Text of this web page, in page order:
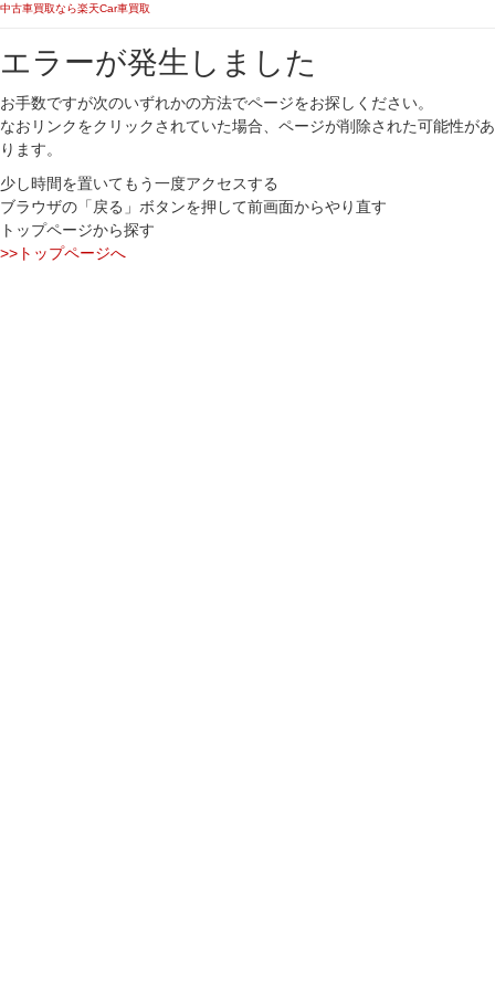
中古車買取なら楽天Car車買取
エラーが発生しました
お手数ですが次のいずれかの方法でページをお探しください。
なおリンクをクリックされていた場合、ページが削除された可能性があ
ります。
少し時間を置いてもう一度アクセスする
ブラウザの「戻る」ボタンを押して前画面からやり直す
トップページから探す
>>トップページへ